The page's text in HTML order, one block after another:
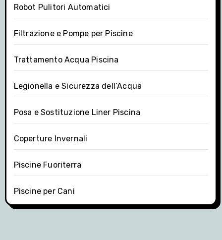
Robot Pulitori Automatici
Filtrazione e Pompe per Piscine
Trattamento Acqua Piscina
Legionella e Sicurezza dell’Acqua
Posa e Sostituzione Liner Piscina
Coperture Invernali
Piscine Fuoriterra
Piscine per Cani